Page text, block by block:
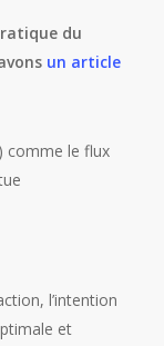
du
un article
comme le flux
l’intention
et